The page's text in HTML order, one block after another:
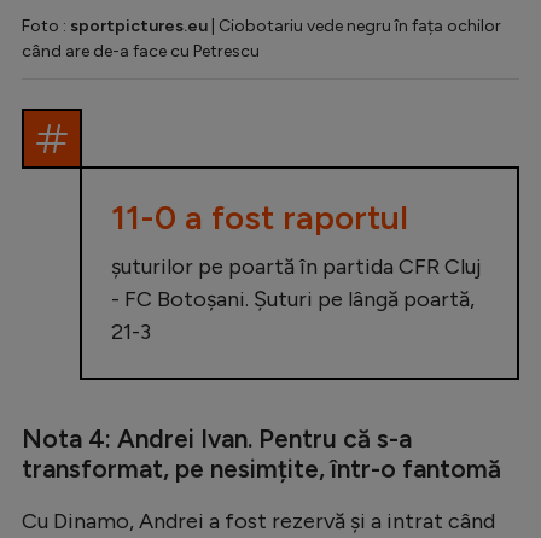
Foto : sportpictures.eu | Ciobotariu vede negru în fața ochilor
când are de-a face cu Petrescu
11-0 a fost raportul
șuturilor pe poartă în partida CFR Cluj
- FC Botoșani. Șuturi pe lângă poartă,
21-3
Nota 4: Andrei Ivan. Pentru că s-a
transformat, pe nesimțite, într-o fantomă
Cu Dinamo, Andrei a fost rezervă și a intrat când